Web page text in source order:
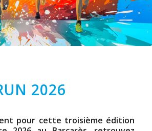
2026
pour cette troisième édition